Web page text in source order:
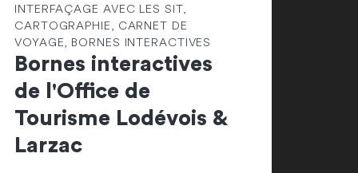
INTERFAÇAGE AVEC LES SIT,
CARTOGRAPHIE, CARNET DE
VOYAGE, BORNES INTERACTIVES
Bornes interactives
de l'Office de
Tourisme Lodévois &
Larzac